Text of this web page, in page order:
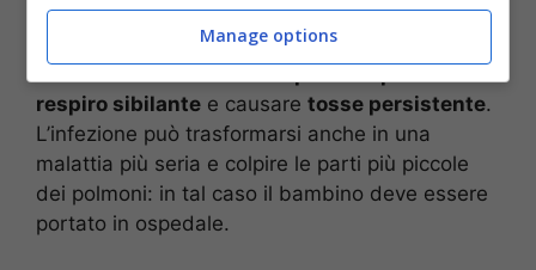
stata portata in ospedale.In un momento i
bambini manifestano un semplice raffreddore
respiro sibilante e causare tosse persistente.
L’infezione può trasformarsi anche in una
malattia più seria e colpire le parti più piccole
dei polmoni: in tal caso il bambino deve essere
portato in ospedale.
Manage options